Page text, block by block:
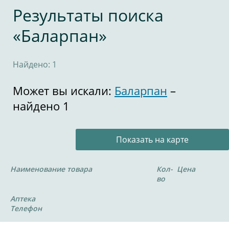
Результаты поиска
«Баларпан»
Найдено: 1
Может вы искали: Баларпан –
найдено 1
Показать на карте
Наименование товара
Кол-
во
Цена
Аптека
Телефон